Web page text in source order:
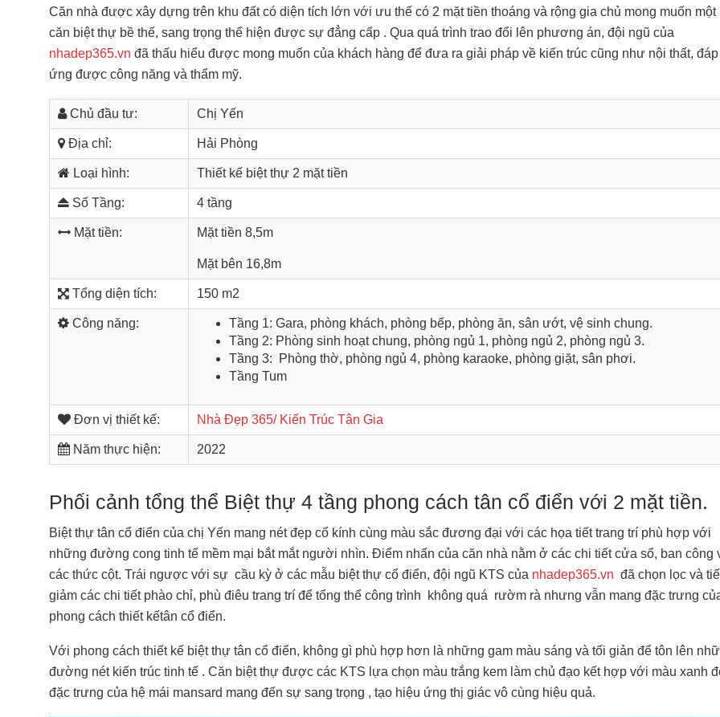
Căn nhà được xây dựng trên khu đất có diện tích lớn với ưu thế có 2 mặt tiền thoáng và rộng gia chủ mong muốn một
căn biệt thự bề thế, sang trọng thể hiện được sự đẳng cấp . Qua quá trình trao đổi lên phương án, đội ngũ của
nhadep365.vn đã thấu hiểu được mong muốn của khách hàng để đưa ra giải pháp về kiến trúc cũng như nội thất, đáp
ứng được công năng và thẩm mỹ.
Chủ đầu tư: Chị Yến
Địa chỉ: Hải Phòng
Loại hình: Thiết kế biệt thự 2 mặt tiền
Số Tầng: 4 tầng
Mặt tiền: Mặt tiền 8,5m
Mặt bên 16,8m
Tổng diện tích: 150 m2
Công năng:
Tầng 1: Gara, phòng khách, phòng bếp, phòng ăn, sân ướt, vệ sinh chung.
Tầng 2: Phòng sinh hoạt chung, phòng ngủ 1, phòng ngủ 2, phòng ngủ 3.
Tầng 3: Phòng thờ, phòng ngủ 4, phòng karaoke, phòng giặt, sân phơi.
Tầng Tum
Đơn vị thiết kế: Nhà Đẹp 365/ Kiến Trúc Tân Gia
Năm thực hiện: 2022
Phối cảnh tổng thể Biệt thự 4 tầng phong cách tân cổ điển với 2 mặt tiền.
Biệt thự tân cổ điển của chị Yến mang nét đẹp cổ kính cùng màu sắc đương đại với các họa tiết trang trí phù hợp với
những đường cong tinh tế mềm mại bắt mắt người nhìn. Điểm nhấn của căn nhà nằm ở các chi tiết cửa sổ, ban công
các thức cột. Trái ngược với sự cầu kỳ ở các mẫu biệt thự cổ điển, đội ngũ KTS của nhadep365.vn đã chọn lọc và
giảm các chi tiết phào chỉ, phù điêu trang trí để tổng thể công trình không quá rườm rà nhưng vẫn mang đặc trưng
phong cách thiết kếtân cổ điển.
Với phong cách thiết kế biệt thự tân cổ điển, không gì phù hợp hơn là những gam màu sáng và tối giản để tôn lên
đường nét kiến trúc tinh tế . Căn biệt thự được các KTS lựa chọn màu trắng kem làm chủ đạo kết hợp với màu xanh
đặc trưng của hệ mái mansard mang đến sự sang trọng , tạo hiệu ứng thị giác vô cùng hiệu quả.